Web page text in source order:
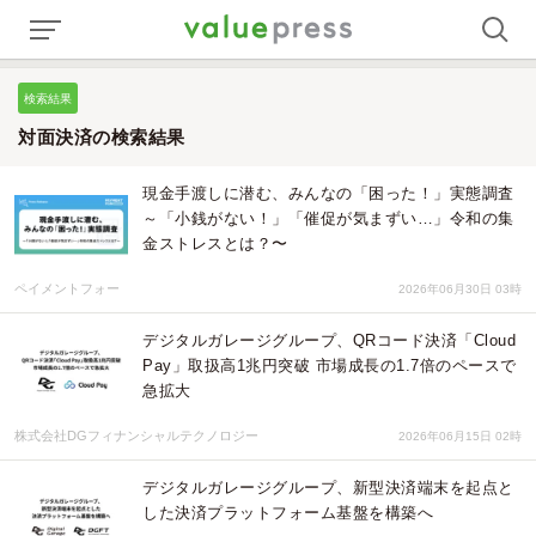
検索結果
対面決済の検索結果
現金手渡しに潜む、みんなの「困った！」実態調査
～「小銭がない！」「催促が気まずい…」令和の集
金ストレスとは？〜
ペイメントフォー 2026年06月30日 03時
デジタルガレージグループ、QRコード決済「Cloud
Pay」取扱高1兆円突破 市場成⻑の1.7倍のペースで
急拡⼤
株式会社DGフィナンシャルテクノロジー 2026年06月15日 02時
デジタルガレージグループ、新型決済端末を起点と
した決済プラットフォーム基盤を構築へ